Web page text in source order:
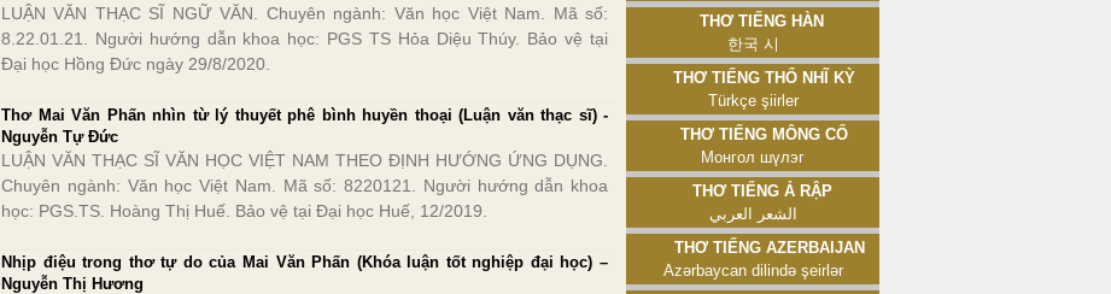
LUẬN VĂN THẠC SĨ NGỮ VĂN. Chuyên ngành: Văn học Việt Nam. Mã số:
8.22.01.21. Người hướng dẫn khoa học: PGS TS Hỏa Diệu Thúy. Bảo vệ tại
Đại học Hồng Đức ngày 29/8/2020.
Thơ Mai Văn Phấn nhìn từ lý thuyết phê bình huyền thoại (Luận văn thạc sĩ) -
Nguyễn Tự Đức
LUẬN VĂN THẠC SĨ VĂN HỌC VIỆT NAM THEO ĐỊNH HƯỚNG ỨNG DỤNG.
Chuyên ngành: Văn học Việt Nam. Mã số: 8220121. Người hướng dẫn khoa
học: PGS.TS. Hoàng Thị Huế. Bảo vệ tại Đại học Huế, 12/2019.
Nhịp điệu trong thơ tự do của Mai Văn Phấn (Khóa luận tốt nghiệp đại học) –
Nguyễn Thị Hương
Thơ tiếng Hàn
한국 시
Thơ tiếng Thổ Nhĩ Kỳ
Türkçe şiirler
Thơ tiếng Mông Cổ
Монгол шүлэг
Thơ tiếng Ả Rập
الشعر العربي
Thơ tiếng Azerbaijan
Azərbaycan dilində şeirlər